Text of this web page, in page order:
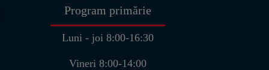
Program primărie
Luni - joi 8:00-16:30
Vineri 8:00-14:00
Buna ziua! Sunt
virtual al Primariei Pantelimon.
👋
Cum va pot ajuta astazi?